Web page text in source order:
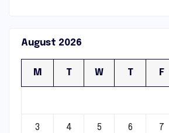
August 2026
M T W T F
3 4 5 6 7